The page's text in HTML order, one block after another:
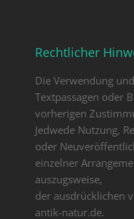
Rechtlicher
Die Verwendung
Textpassagen oder
vorherigen
Jedwede Nutzung,
oder
einzelner
auszugsweise,
der ausdrücklichen
antik-natur.de.